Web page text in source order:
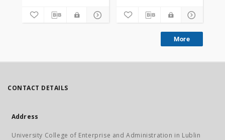
More
CONTACT DETAILS
Address
University College of Enterprise and Administration in Lublin